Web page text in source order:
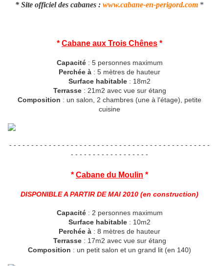
* Site officiel des cabanes : www.cabane-en-perigord.com *
* Cabane aux Trois Chênes *
Capacité: 5 personnes maximum
Perchée à : 5 mètres de hauteur
Surface habitable : 18m2
Terrasse: 21m2 avec vue sur étang
Composition : un salon, 2 chambres (une à l'étage), petite
cuisine
- - - - - - - - - - - - - - - - - - - - - - - - - - - - - - - - - - - - - - - - - - - - - -
- - - - - - - - - - - - - - - - - -
* Cabane du Moulin *
DISPONIBLE A PARTIR DE MAI 2010 (en construction)
Capacité: 2 personnes maximum
Surface habitable : 10m2
Perchée à : 8 mètres de hauteur
Terrasse: 17m2 avec vue sur étang
Composition : un petit salon et un grand lit (en 140)